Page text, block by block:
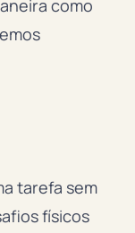
como
tarefa sem
físicos